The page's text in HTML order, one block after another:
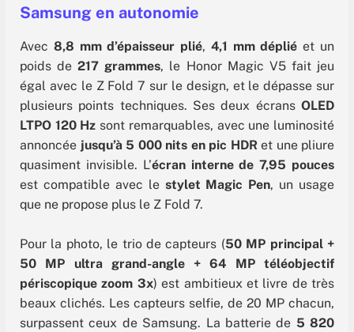
Samsung en autonomie
Avec 8,8 mm d’épaisseur plié, 4,1 mm déplié et un
poids de217 grammes, le Honor Magic V5 fait jeu
égal avec le Z Fold 7 sur le design, et le dépasse sur
plusieurs points techniques. Ses deux écrans OLED
LTPO 120 Hz sont remarquables, avec une luminosité
annoncée jusqu’à 5 000 nits en pic HDR et une pliure
quasiment invisible. L’écran interne de 7,95 pouces
est compatible avec le stylet Magic Pen, un usage
que ne propose plus le Z Fold 7.
Pour la photo, le trio de capteurs (50 MP principal +
50 MP ultra grand-angle + 64 MP téléobjectif
périscopique zoom 3x) est ambitieux et livre de très
beaux clichés. Les capteurs selfie, de 20 MP chacun,
surpassent ceux de Samsung. La batterie de 5 820